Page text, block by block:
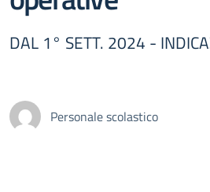
DAL 1° SETT. 2024 -
Personale scolastico